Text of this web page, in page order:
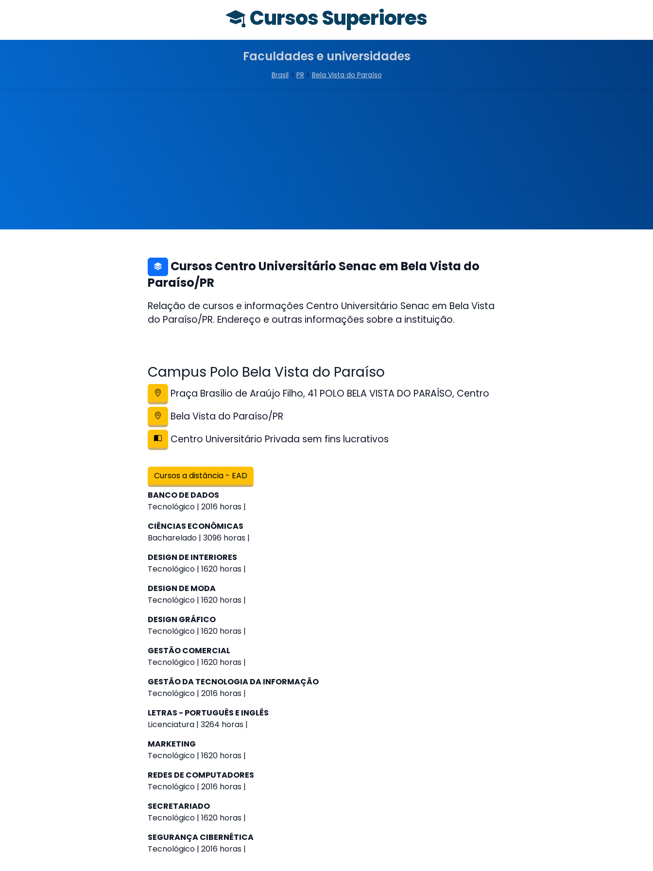
Cursos Superiores
Faculdades e universidades
Brasil > PR > Bela Vista do Paraíso
Cursos Centro Universitário Senac em Bela Vista do
Paraíso/PR
Relação de cursos e informações Centro Universitário Senac em Bela Vista
do Paraíso/PR. Endereço e outras informações sobre a instituição.
Campus Polo Bela Vista do Paraíso
Praça Brasílio de Araújo Filho, 41 POLO BELA VISTA DO PARAÍSO, Centro
Bela Vista do Paraíso/PR
Centro Universitário Privada sem fins lucrativos
Cursos a distância - EAD
BANCO DE DADOS
Tecnológico | 2016 horas |
CIÊNCIAS ECONÔMICAS
Bacharelado | 3096 horas |
DESIGN DE INTERIORES
Tecnológico | 1620 horas |
DESIGN DE MODA
Tecnológico | 1620 horas |
DESIGN GRÁFICO
Tecnológico | 1620 horas |
GESTÃO COMERCIAL
Tecnológico | 1620 horas |
GESTÃO DA TECNOLOGIA DA INFORMAÇÃO
Tecnológico | 2016 horas |
LETRAS - PORTUGUÊS E INGLÊS
Licenciatura | 3264 horas |
MARKETING
Tecnológico | 1620 horas |
REDES DE COMPUTADORES
Tecnológico | 2016 horas |
SECRETARIADO
Tecnológico | 1620 horas |
SEGURANÇA CIBERNÉTICA
Tecnológico | 2016 horas |